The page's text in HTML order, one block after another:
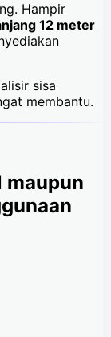
Hampir
12 meter
sisa
membantu.
maupun